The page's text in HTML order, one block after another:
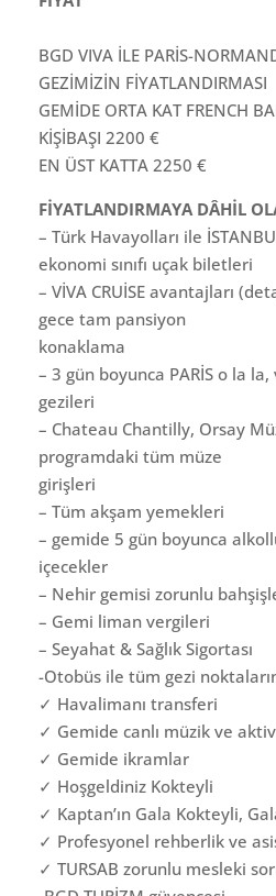
BGD VIVA İLE PARİS-
GEZİMİZİN FİYATLANDIRMASI
GEMİDE ORTA KAT FRENCH
KİŞİBAŞI 2200 €
EN ÜST KATTA 2250 €
FİYATLANDIRMAYA DÂHİL
– Türk Havayolları ile
ekonomi sınıfı uçak biletleri
– VİVA CRUİSE avantajları
gece tam pansiyon
konaklama
– 3 gün boyunca PARİS o la la,
gezileri
– Chateau Chantilly, Orsay
programdaki tüm müze
girişleri
– Tüm akşam yemekleri
– gemide 5 gün boyunca
içecekler
– Nehir gemisi zorunlu
– Gemi liman vergileri
– Seyahat & Sağlık Sigortası
-Otobüs ile tüm gezi
✓ Havalimanı transferi
✓ Gemide canlı müzik ve
✓ Gemide ikramlar
✓ Hoşgeldiniz Kokteyli
✓ Kaptan’ın Gala Kokteyli,
✓ Profesyonel rehberlik ve
✓ TURSAB zorunlu mesleki